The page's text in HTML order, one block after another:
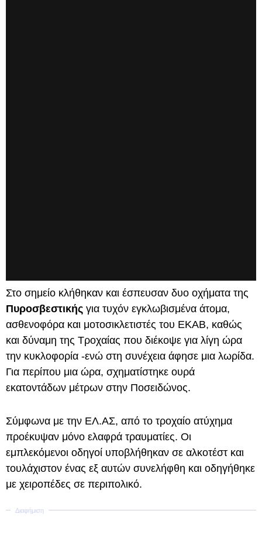
Στο σημείο κλήθηκαν και έσπευσαν δυο οχήματα της
Πυροσβεστικής για τυχόν εγκλωβισμένα άτομα,
ασθενοφόρα και μοτοσικλετιστές του ΕΚΑΒ, καθώς
και δύναμη της Τροχαίας που διέκοψε για λίγη ώρα
την κυκλοφορία -ενώ στη συνέχεια άφησε μια λωρίδα.
Για περίπου μια ώρα, σχηματίστηκε ουρά
εκατοντάδων μέτρων στην Ποσειδώνος.
Σύμφωνα με την ΕΛ.ΑΣ, από το τροχαίο ατύχημα
προέκυψαν μόνο ελαφρά τραυματίες. Οι
εμπλεκόμενοι οδηγοί υποβλήθηκαν σε αλκοτέστ και
τουλάχιστον ένας εξ αυτών συνελήφθη και οδηγήθηκε
με χειροπέδες σε περιπολικό.